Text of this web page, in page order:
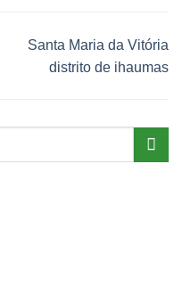
Santa Maria da Vitória
distrito de ihaumas